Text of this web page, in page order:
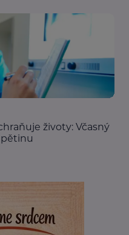
životy: Včasný